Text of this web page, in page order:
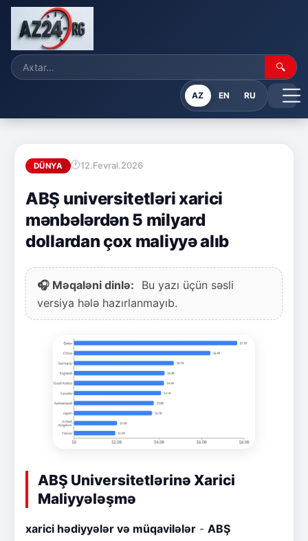
🔍
AZ EN RU
DÜNYA 12.Fevral.2026
ABŞ universitetləri xarici
mənbələrdən 5 milyard
dollardan çox maliyyə alıb
🎧 Məqaləni dinlə:
Bu yazı üçün səsli
versiya hələ hazırlanmayıb.
ABŞ Universitetlərinə Xarici
Maliyyələşmə
xarici hədiyyələr və müqavilələr - ABŞ